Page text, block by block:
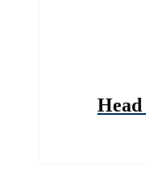
Head